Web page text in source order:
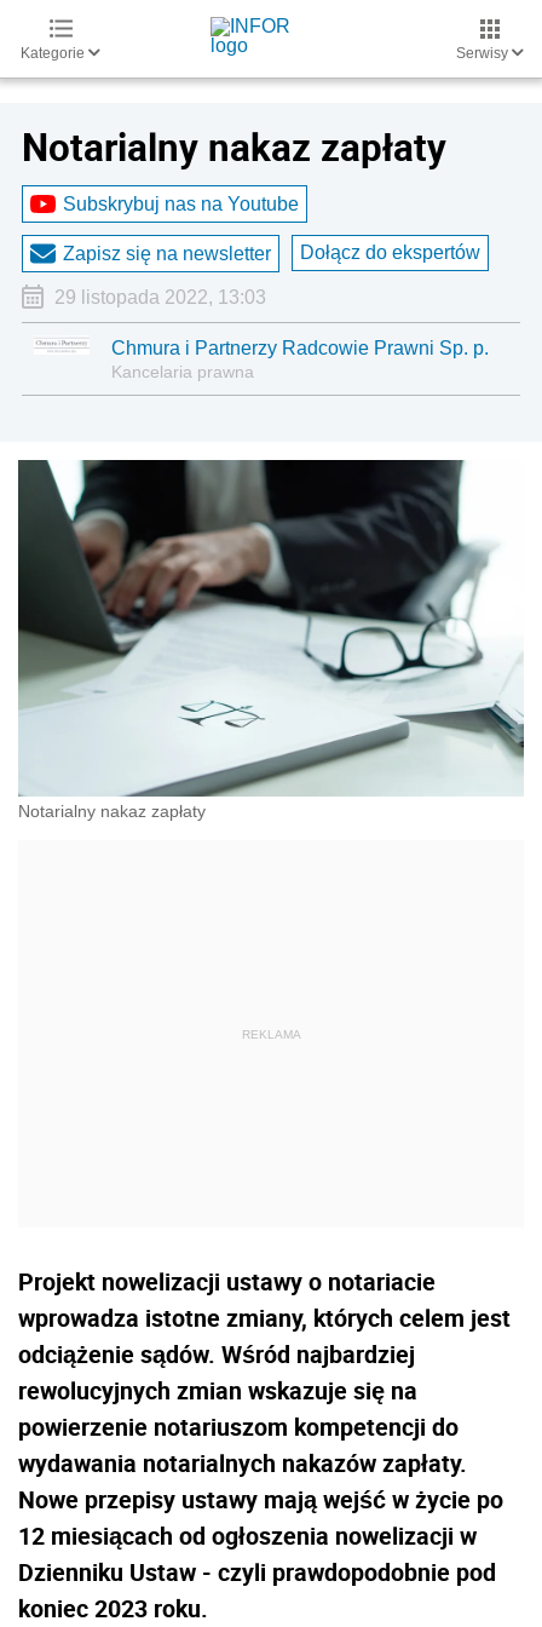
Kategorie Serwisy
Notarialny nakaz zapłaty
Subskrybuj nas na Youtube
Zapisz się na newsletter Dołącz do ekspertów
29 listopada 2022, 13:03
Chmura i Partnerzy Radcowie Prawni Sp. p.
Kancelaria prawna
Notarialny nakaz zapłaty
Projekt nowelizacji ustawy o notariacie
wprowadza istotne zmiany, których celem jest
odciążenie sądów. Wśród najbardziej
rewolucyjnych zmian wskazuje się na
powierzenie notariuszom kompetencji do
wydawania notarialnych nakazów zapłaty.
Nowe przepisy ustawy mają wejść w życie po
12 miesiącach od ogłoszenia nowelizacji w
Dzienniku Ustaw - czyli prawdopodobnie pod
koniec 2023 roku.